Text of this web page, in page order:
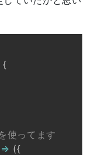
{
使ってます
=> ({